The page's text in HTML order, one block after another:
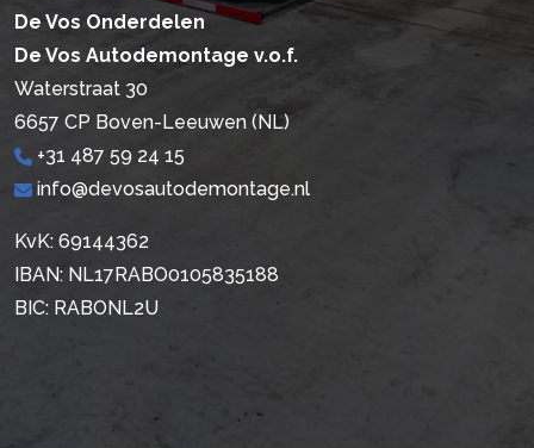
De Vos Onderdelen
De Vos Autodemontage v.o.f.
Waterstraat 30
6657 CP Boven-Leeuwen (NL)
+31 487 59 24 15
info@devosautodemontage.nl
KvK: 69144362
IBAN: NL17RABO0105835188
BIC: RABONL2U